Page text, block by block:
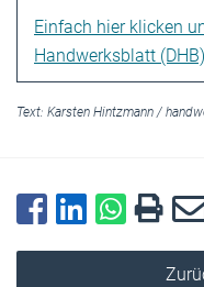
Einfach hier klicken
Handwerksblatt
Text: Karsten Hintzmann /